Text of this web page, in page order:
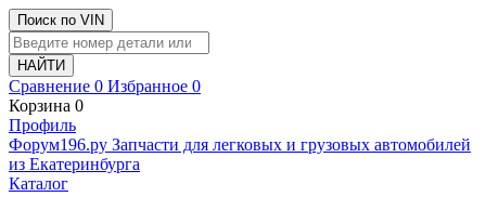
Поиск по VIN
Сравнение 0 Избранное 0
Корзина 0
Профиль
Фoрум196.ру Запчасти для легковых и грузовых автомобилей
из Екатеринбурга
Каталог